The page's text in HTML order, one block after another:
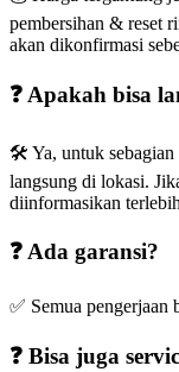
pembersihan & reset
akan dikonfirmasi
❓ Apakah bisa
🛠️ Ya, untuk sebagian
langsung di lokasi.
diinformasikan
❓ Ada garansi?
✅ Semua pengerjaan
❓ Bisa juga